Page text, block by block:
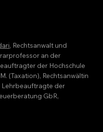
, Rechtsanwalt und
an der
der Hochschule
(Taxation), Rechtsanwältin
Lehrbeauftragte der
GbR,